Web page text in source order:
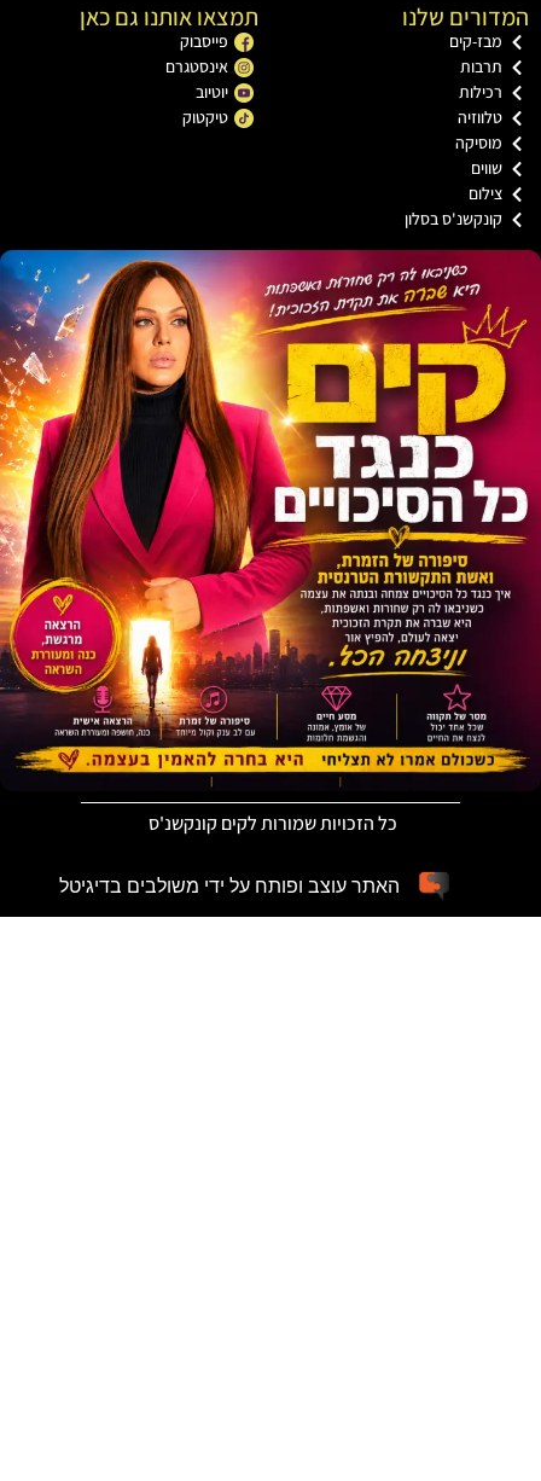
שלנו
קים
בסלון
תמצאו אותנו גם כאן
פייסבוק
אינסטגרם
יוטיוב
טיקטוק
כל הזכויות שמורות לקים קונקשנ'ס
האתר עוצב ופותח על ידי משולבים בדיגיטל